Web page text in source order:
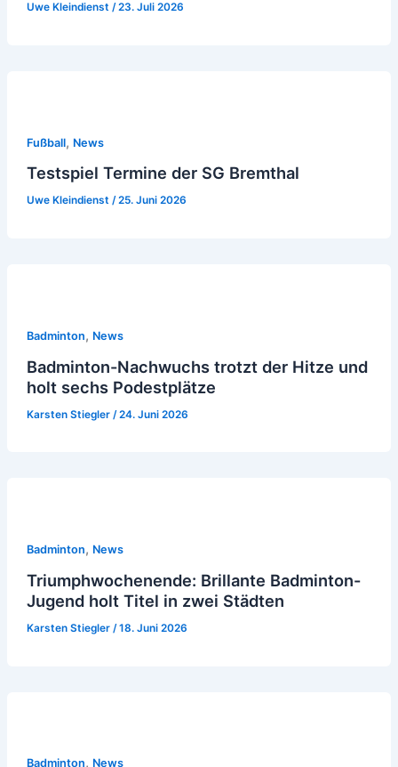
Uwe Kleindienst /23. Juli 2026
Fußball, News
Testspiel Termine der SG Bremthal
Uwe Kleindienst /25. Juni 2026
Badminton, News
Badminton-Nachwuchs trotzt der Hitze und
holt sechs Podestplätze
Karsten Stiegler /24. Juni 2026
Badminton, News
Triumphwochenende: Brillante Badminton-
Jugend holt Titel in zwei Städten
Karsten Stiegler /18. Juni 2026
Badminton, News